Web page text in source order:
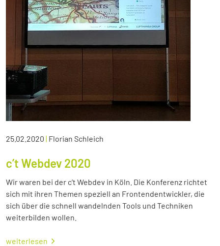
25.02.2020 | Florian Schleich
c’t Webdev 2020
Wir waren bei der c’t Webdev in Köln. Die Konferenz richtet
sich mit ihren Themen speziell an Frontendentwickler, die
sich über die schnell wandelnden Tools und Techniken
weiterbilden wollen.
weiterlesen